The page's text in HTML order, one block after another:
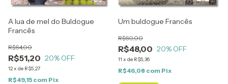
A lua de mel do Buldogue
Francês
R$51,20
R$64,00
20% OFF
12x de R$5,27
R$49,15 com Pix
Um buldogue Francês
R$48,00
R$60,00
20% OFF
11 x de R$5,36
R$46,08 com Pix